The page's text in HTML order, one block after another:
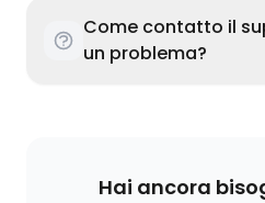
Come contatto il
un problema?
Hai ancora